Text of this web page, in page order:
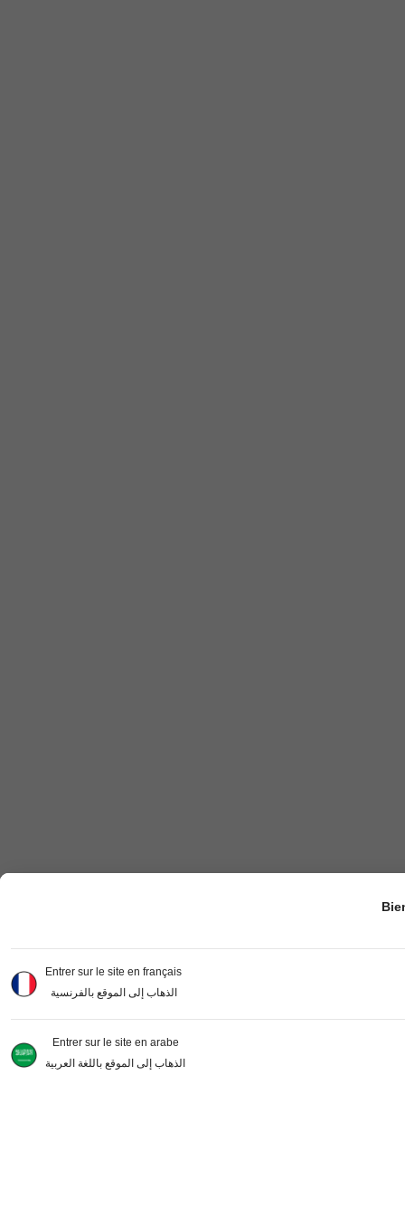
Entrer sur le site en français
الذهاب إلى الموقع بالفرنسية
Entrer sur le site en arabe
الذهاب إلى الموقع باللغة العربية